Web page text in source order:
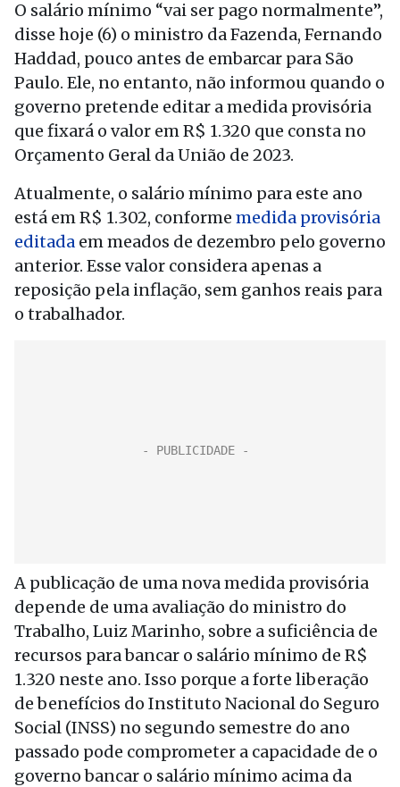
O salário mínimo “vai ser pago normalmente”,
disse hoje (6) o ministro da Fazenda, Fernando
Haddad, pouco antes de embarcar para São
Paulo. Ele, no entanto, não informou quando o
governo pretende editar a medida provisória
que fixará o valor em R$ 1.320 que consta no
Orçamento Geral da União de 2023.
Atualmente, o salário mínimo para este ano
está em R$ 1.302, conforme medida provisória
editada em meados de dezembro pelo governo
anterior. Esse valor considera apenas a
reposição pela inflação, sem ganhos reais para
o trabalhador.
A publicação de uma nova medida provisória
depende de uma avaliação do ministro do
Trabalho, Luiz Marinho, sobre a suficiência de
recursos para bancar o salário mínimo de R$
1.320 neste ano. Isso porque a forte liberação
de benefícios do Instituto Nacional do Seguro
Social (INSS) no segundo semestre do ano
passado pode comprometer a capacidade de o
governo bancar o salário mínimo acima da